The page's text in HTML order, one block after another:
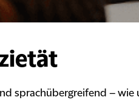
sprachübergreifend – wie